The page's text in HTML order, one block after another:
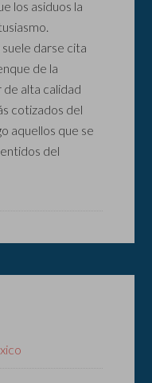
los asiduos la
darse cita
de la
alta calidad
cotizados del
aquellos que se
del